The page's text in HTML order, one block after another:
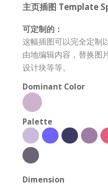
主页插图 Template
可定制的：
这幅插图可以完全定制
由地编辑内容，替换图
设计块等等。
Dominant Color
Palette
Dimension